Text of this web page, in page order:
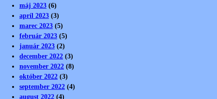
máj 2023 (6)
apríl 2023 (3)
marec 2023 (5)
február 2023 (5)
január 2023 (2)
december 2022 (3)
november 2022 (8)
október 2022 (3)
september 2022 (4)
august 2022 (4)